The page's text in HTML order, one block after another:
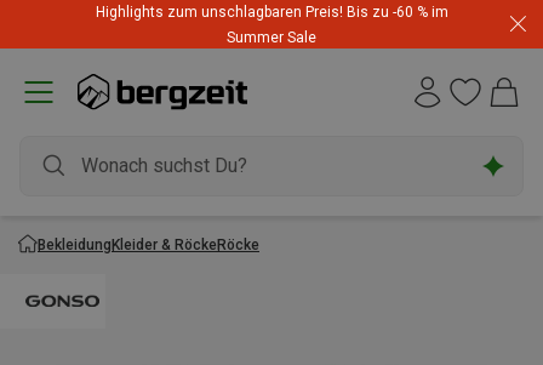
Highlights zum unschlagbaren Preis! Bis zu -60 % im
Summer Sale
BekleidungKleider & RöckeRöcke